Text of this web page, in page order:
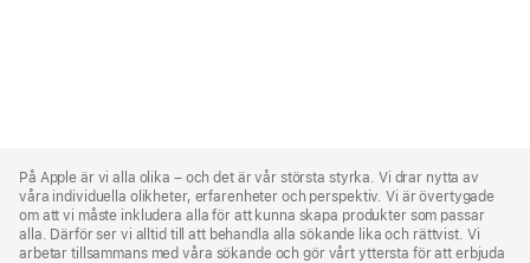
Footer
På Apple är vi alla olika – och det är vår största styrka. Vi drar nytta av
våra individuella olikheter, erfarenheter och perspektiv. Vi är övertygade
om att vi måste inkludera alla för att kunna skapa produkter som passar
alla. Därför ser vi alltid till att behandla alla sökande lika och rättvist. Vi
arbetar tillsammans med våra sökande och gör vårt yttersta för att erbjuda